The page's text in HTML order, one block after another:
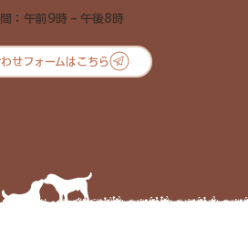
：午前9時 – 午後8時
せフォームはこちら